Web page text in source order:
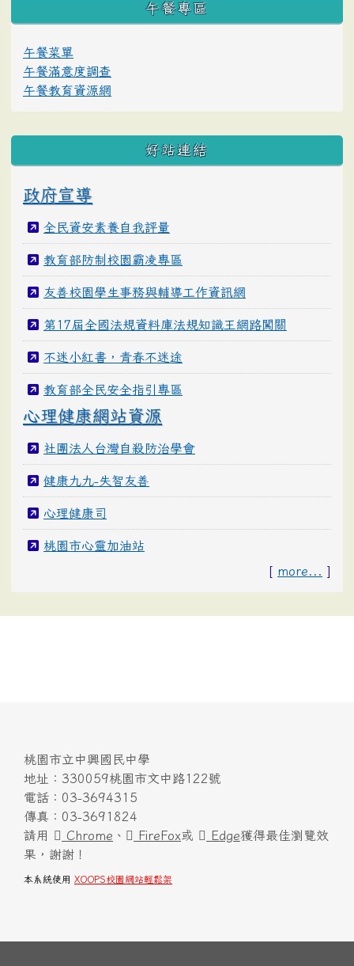
午餐專區
午餐菜單
午餐滿意度調查
午餐教育資源網
好站連結
政府宣導
全民資安素養自我評量
教育部防制校園霸凌專區
友善校園學生事務與輔導工作資訊網
第17屆全國法規資料庫法規知識王網路闖關
不迷小紅書，青春不迷途
教育部全民安全指引專區
心理健康網站資源
社團法人台灣自殺防治學會
健康九九-失智友善
心理健康司
桃園市心靈加油站
[ more... ]
桃園市立中興國民中學
地址：330059桃園市文中路122號
電話：03-3694315
傳真：03-3691824
請用
Chrome 、 FireFox或 Edge獲得最佳瀏覽效
果，謝謝！
本系統使用 XOOPS校園網站輕鬆架